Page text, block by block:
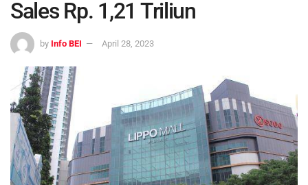
Sales Rp. 1,21 Triliun
by Info BEI April 28, 2023